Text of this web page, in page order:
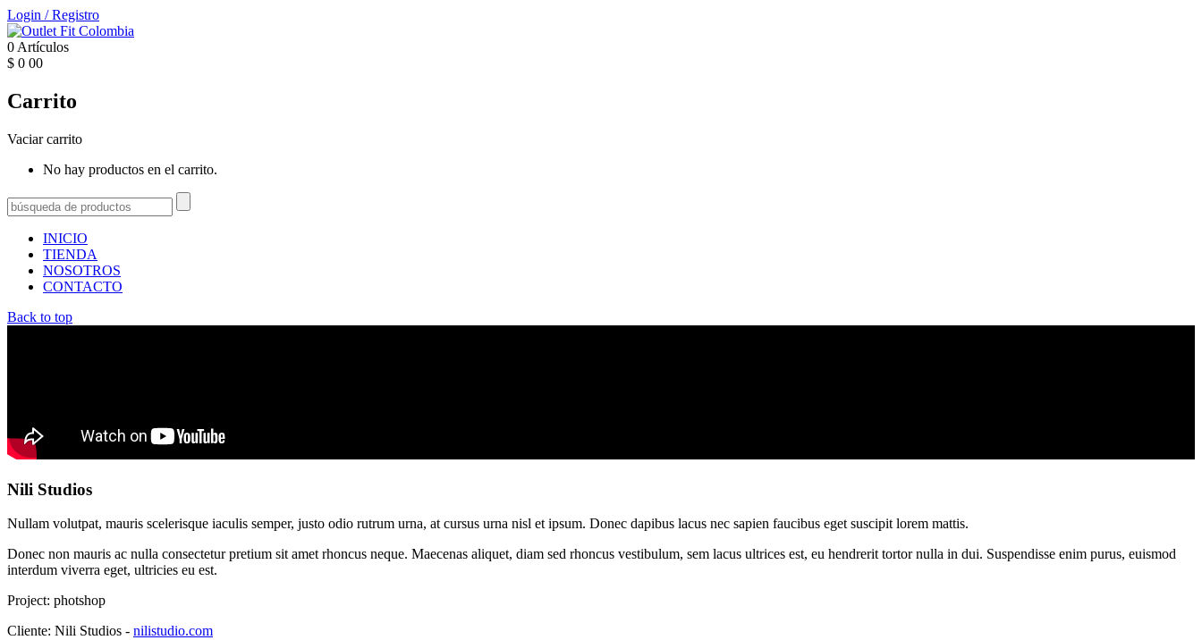
Login /Registro
0 Artículos
$ 0 00
Carrito
Vaciar carrito
No hay productos en el carrito.
INICIO
TIENDA
NOSOTROS
CONTACTO
Back to top
Nili Studios
Nullam volutpat, mauris scelerisque iaculis semper, justo odio rutrum urna, at cursus urna nisl et ipsum. Donec dapibus lacus nec sapien faucibus eget suscipit lorem mattis.
Donec non mauris ac nulla consectetur pretium sit amet rhoncus neque. Maecenas aliquet, diam sed rhoncus vestibulum, sem lacus ultrices est, eu hendrerit tortor nulla in dui. Suspendisse enim purus, euismod
interdum viverra eget, ultricies eu est.
Project: photshop
Cliente: Nili Studios - nilistudio.com